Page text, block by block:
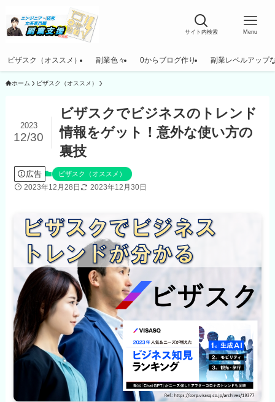
サイト内検索 Menu
ビザスク（オススメ） 副業色々 0からブログ作り 副業レベルアップ
ホーム ビザスク（オススメ）
ビザスクでビジネスのトレンド
情報をゲット！意外な使い方の
裏技
2023
12/30
広告 ビザスク（オススメ）
2023年12月28日 2023年12月30日